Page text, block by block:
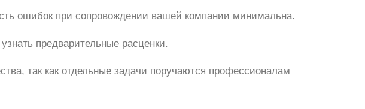
ошибок при сопровождении вашей компании минимальна.
предварительные расценки.
так как отдельные задачи поручаются профессионалам